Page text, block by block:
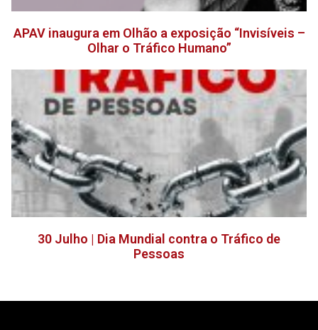
APAV inaugura em Olhão a exposição “Invisíveis –
Olhar o Tráfico Humano”
30 Julho | Dia Mundial contra o Tráfico de
Pessoas